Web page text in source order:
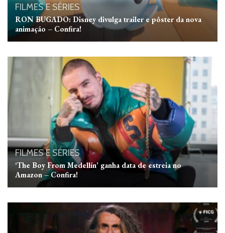
FILMES E SÉRIES
RON BUGADO: Disney divulga trailer e pôster da nova
animação – Confira!
FILMES E SÉRIES
‘The Boy From Medellín’ ganha data de estreia no
Amazon – Confira!